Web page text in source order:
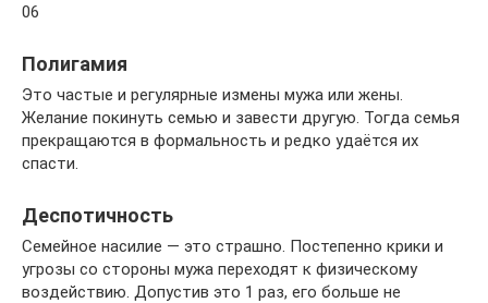
06
Полигамия
Это частые и регулярные измены мужа или жены.
Желание покинуть семью и завести другую. Тогда семья
прекращаются в формальность и редко удаётся их
спасти.
Деспотичность
Семейное насилие — это страшно. Постепенно крики и
угрозы со стороны мужа переходят к физическому
воздействию. Допустив это 1 раз, его больше не